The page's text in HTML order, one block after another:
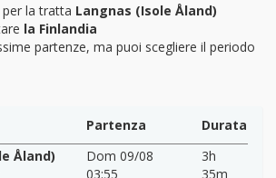
la tratta Langnas (Isole Åland)
la Finlandia
partenze, ma puoi scegliere il periodo
Partenza
Durata
Åland)
Dom 09/08
03:55
3h
35m